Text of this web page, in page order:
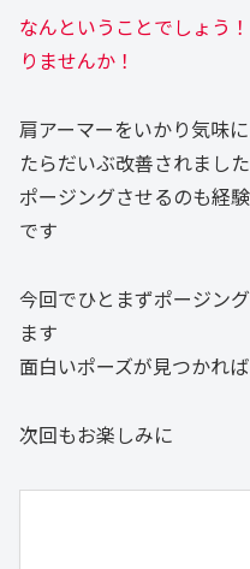
なんということでしょう
りませんか！
肩アーマーをいかり気味
たらだいぶ改善されました
ポージングさせるのも経
です
今回でひとまずポージン
ます
面白いポーズが見つかれ
次回もお楽しみに